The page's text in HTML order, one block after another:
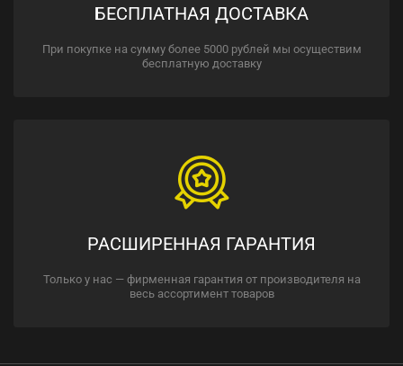
БЕСПЛАТНАЯ ДОСТАВКА
При покупке на сумму более 5000 рублей мы осуществим
бесплатную доставку
РАСШИРЕННАЯ ГАРАНТИЯ
Только у нас — фирменная гарантия от производителя на
весь ассортимент товаров